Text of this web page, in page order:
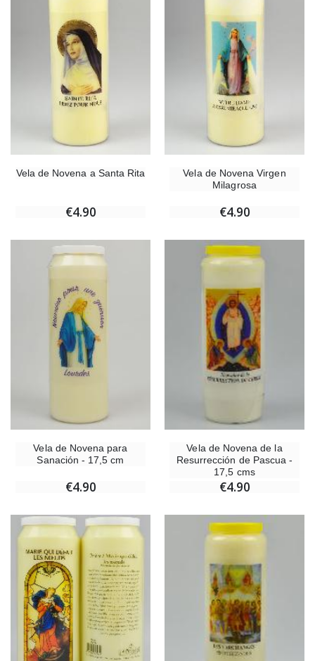
Vela de Novena a Santa Rita
€4.90
Vela de Novena Virgen
Milagrosa
€4.90
Vela de Novena para
Sanación - 17,5 cm
€4.90
Vela de Novena de la
Resurrección de Pascua -
17,5 cms
€4.90